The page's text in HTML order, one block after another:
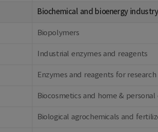
Biochemical and bioenergy industry
Biopolymers
Industrial enzymes and reagents
Enzymes and reagents for research
Biocosmetics and home & personal
Biological agrochemicals and